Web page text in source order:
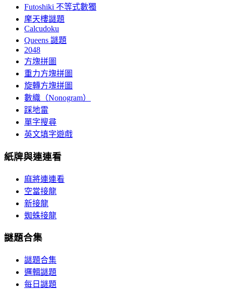
Futoshiki 不等式數獨
摩天樓謎題
Calcudoku
Queens 謎題
2048
方塊拼圖
重力方塊拼圖
旋轉方塊拼圖
數織（Nonogram）
踩地雷
單字搜尋
英文填字遊戲
紙牌與連連看
麻將連連看
空當接龍
新接龍
蜘蛛接龍
謎題合集
謎題合集
邏輯謎題
每日謎題